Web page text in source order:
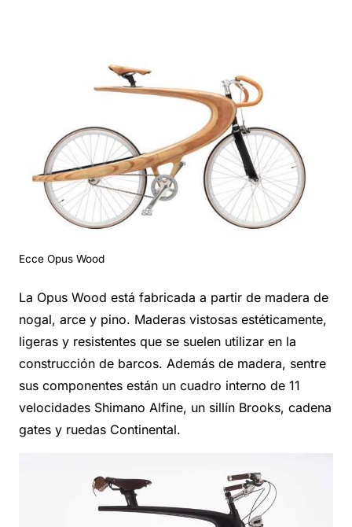
Ecce Opus Wood
La Opus Wood está fabricada a partir de madera de
nogal, arce y pino. Maderas vistosas estéticamente,
ligeras y resistentes que se suelen utilizar en la
construcción de barcos. Además de madera, sentre
sus componentes están un cuadro interno de 11
velocidades Shimano Alfine, un sillín Brooks, cadena
gates y ruedas Continental.